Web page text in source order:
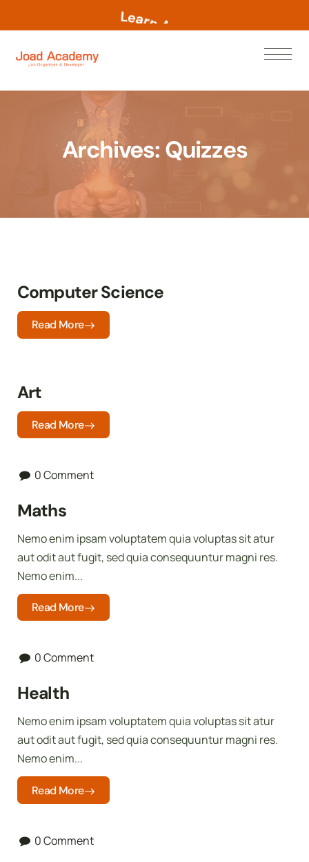
Learn No
Archives: Quizzes
Computer Science
Read More
Art
Read More
0 Comment
Maths
Nemo enim ipsam voluptatem quia voluptas sit atur
aut odit aut fugit, sed quia consequuntur magni res.
Nemo enim...
Read More
0 Comment
Health
Nemo enim ipsam voluptatem quia voluptas sit atur
aut odit aut fugit, sed quia consequuntur magni res.
Nemo enim...
Read More
0 Comment